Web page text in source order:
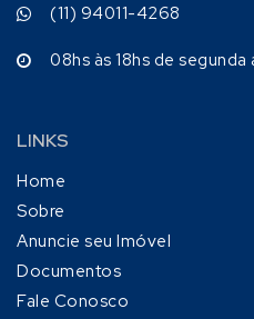
(11) 94011-4268
08hs às 18hs de
LINKS
Home
Sobre
Anuncie seu Imóvel
Documentos
Fale Conosco